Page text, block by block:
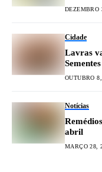
DEZEMBRO
Cidade
Lavras
Sementes
OUTUBRO
Notícias
abril
MARÇO 28,